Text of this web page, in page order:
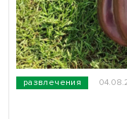
развлечения